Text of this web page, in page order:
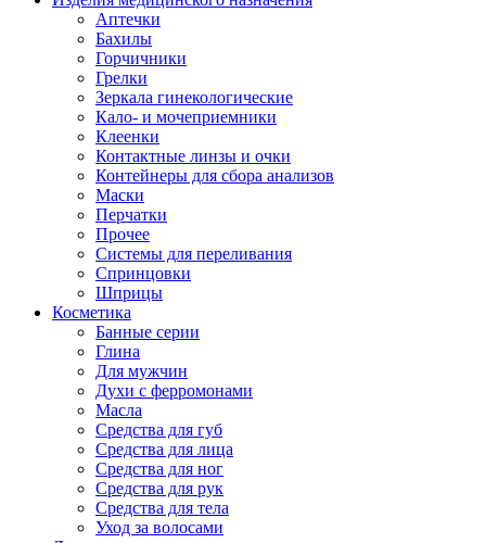
Аптечки
Бахилы
Горчичники
Грелки
Зеркала гинекологические
Кало- и мочеприемники
Клеенки
Контактные линзы и очки
Контейнеры для сбора анализов
Маски
Перчатки
Прочее
Системы для переливания
Спринцовки
Шприцы
Косметика
Банные серии
Глина
Для мужчин
Духи с ферромонами
Масла
Средства для губ
Средства для лица
Средства для ног
Средства для рук
Средства для тела
Уход за волосами